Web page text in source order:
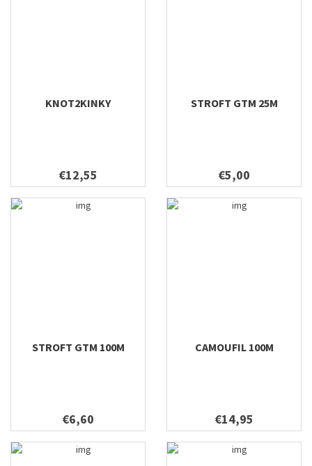
KNOT2KINKY
€12,55
STROFT GTM 25M
€5,00
STROFT GTM 100M
€6,60
CAMOUFIL 100M
€14,95